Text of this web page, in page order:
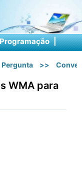
Programação |
Pergunta >>
WMA para